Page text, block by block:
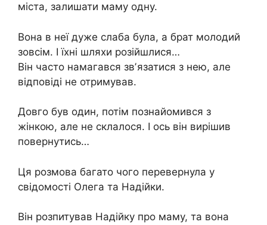
міста, залишати маму одну.
Вона в неї дуже слаба була, а брат молодий
зовсім. І їхні шляхи розійшлися…
Він часто намагався звʼязатися з нею, але
відповіді не отримував.
Довго був один, потім познайомився з
жінкою, але не склалося. І ось він вирішив
повернутись…
Ця розмова багато чого перевернула у
свідомості Олега та Надійки.
Він розпитував Надійку про маму, та вона